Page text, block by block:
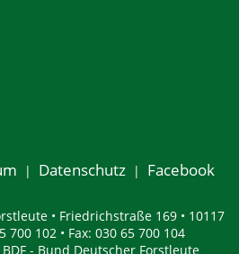
Datenschutz Facebook
• Friedrichstraße 169 • 10117
700 102 • Fax: 030 65 700 104
- Bund Deutscher Forstleute